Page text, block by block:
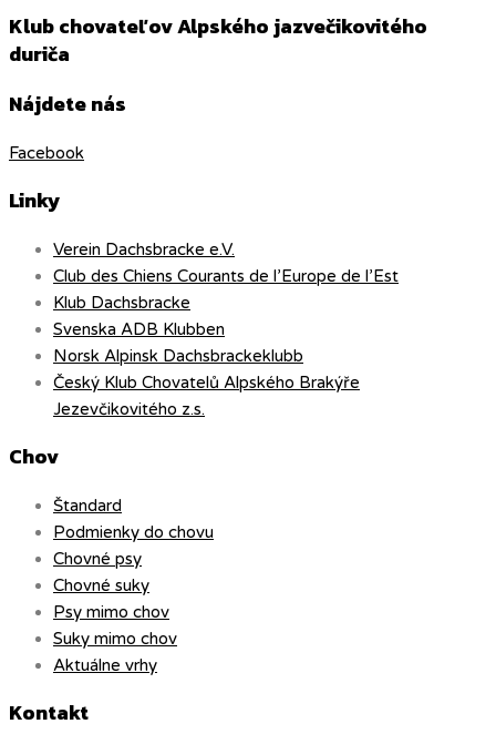
Klub chovateľov Alpského jazvečikovitého
duriča
Nájdete nás
Facebook
Linky
Verein Dachsbracke e.V.
Club des Chiens Courants de l’Europe de l’Est
Klub Dachsbracke
Svenska ADB Klubben
Norsk Alpinsk Dachsbrackeklubb
Český Klub Chovatelů Alpského Brakýře
Jezevčikovitého z.s.
Chov
Štandard
Podmienky do chovu
Chovné psy
Chovné suky
Psy mimo chov
Suky mimo chov
Aktuálne vrhy
Kontakt